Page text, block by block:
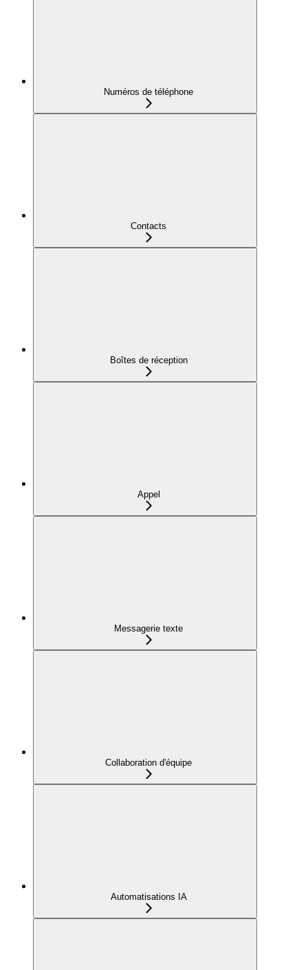
Numéros de téléphone
Contacts
Boîtes de réception
Appel
Messagerie texte
Collaboration d'équipe
Automatisations IA